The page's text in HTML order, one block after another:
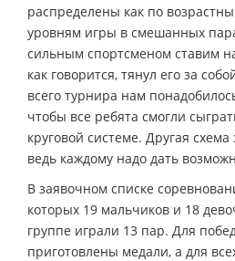
распределены как по
уровням игры в смешанных
сильным спортсменом ставим
как говорится, тянул его за
всего турнира нам
чтобы все ребята смогли
круговой системе. Другая
ведь каждому надо дать
В заявочном списке
которых 19 мальчиков и 18
группе играли 13 пар. Для
приготовлены медали, а для